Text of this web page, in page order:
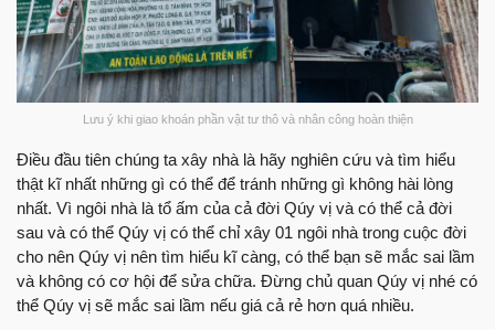
Lưu ý khi giao khoán phần vật tư thô và nhân công hoàn thiện
Điều đầu tiên chúng ta xây nhà là hãy nghiên cứu và tìm hiểu
thật kĩ nhất những gì có thể để tránh những gì không hài lòng
nhất. Vì ngôi nhà là tổ ấm của cả đời Qúy vị và có thể cả đời
sau và có thể Qúy vị có thể chỉ xây 01 ngôi nhà trong cuộc đời
cho nên Qúy vị nên tìm hiểu kĩ càng, có thể bạn sẽ mắc sai lầm
và không có cơ hội để sửa chữa. Đừng chủ quan Qúy vị nhé có
thể Qúy vị sẽ mắc sai lầm nếu giá cả rẻ hơn quá nhiều.